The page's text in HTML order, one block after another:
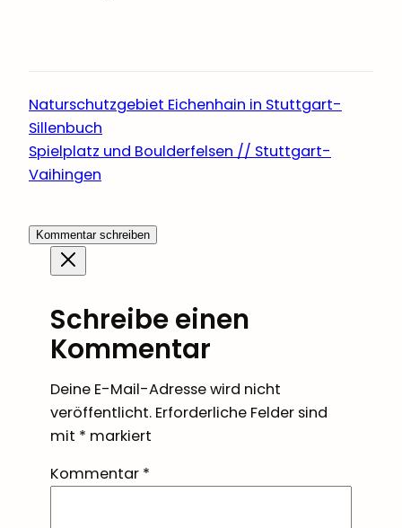
Naturschutzgebiet Eichenhain in Stuttgart-
Sillenbuch
Spielplatz und Boulderfelsen // Stuttgart-
Vaihingen
Kommentar schreiben
Schreibe einen
Kommentar
Deine E-Mail-Adresse wird nicht
veröffentlicht. Erforderliche Felder sind
mit * markiert
Kommentar *